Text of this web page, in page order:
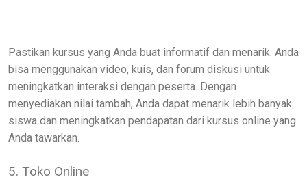
Pastikan kursus yang Anda buat informatif dan menarik. Anda
bisa menggunakan video, kuis, dan forum diskusi untuk
meningkatkan interaksi dengan peserta. Dengan
menyediakan nilai tambah, Anda dapat menarik lebih banyak
siswa dan meningkatkan pendapatan dari kursus online yang
Anda tawarkan.
5. Toko Online